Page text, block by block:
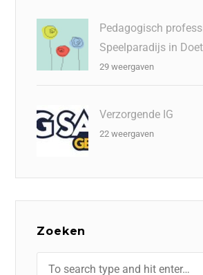
Pedagogisch
Speelparadijs in
29 weergaven
Verzorgende IG
22 weergaven
Zoeken